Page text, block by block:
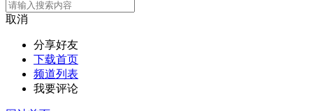
取消
分享好友
下载首页
频道列表
我要评论